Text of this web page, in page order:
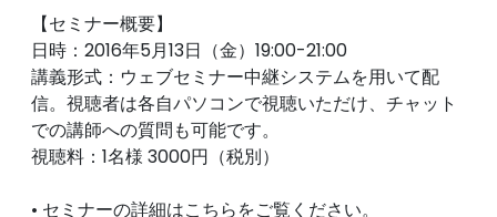
【セミナー概要】
日時：2016年5月13日（金）19:00-21:00
講義形式：ウェブセミナー中継システムを用いて配
信。視聴者は各自パソコンで視聴いただけ、チャット
での講師への質問も可能です。
視聴料：1名様 3000円（税別）
• セミナーの詳細はこちらをご覧ください。